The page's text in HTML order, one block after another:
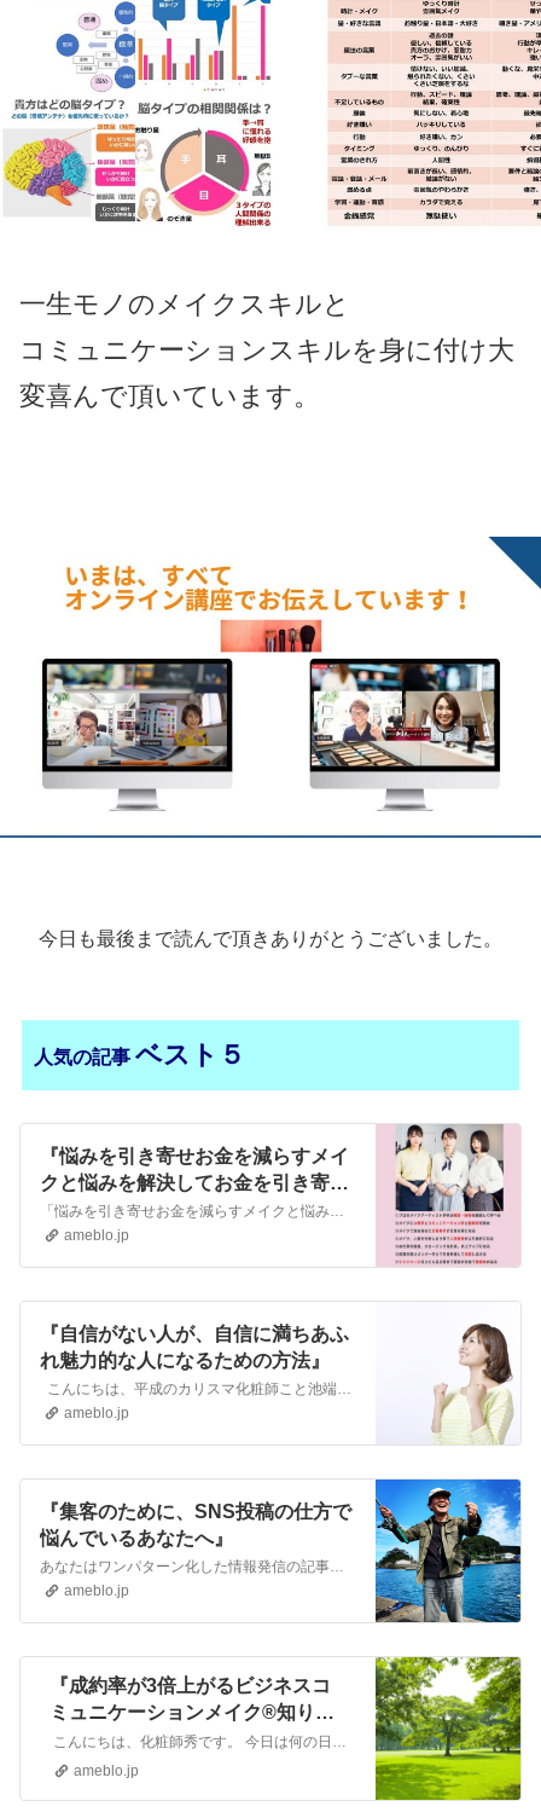
一生モノのメイクスキルと
コミュニケーションスキルを身に付け大
変喜んで頂いています。
今日も最後まで読んで頂きありがとうございました。
人気の記事 ベスト５
『悩みを引き寄せお金を減らすメイ
クと悩みを解決してお金を引き寄せ
るメイク』
「悩みを引き寄せお金を減らすメイクと悩みを解決してお金を引き寄せるメイク」 ビジネスメイクアップの専門家、化粧師秀です。お仕事をされている女性を心理学と脳科学…
ameblo.jp
『自信がない人が、自信に満ちあふ
れ魅力的な人になるための方法』
こんにちは、平成のカリスマ化粧師こと池端秀之です。自分でカリスマと名乗り、背中でアピール！ 謙虚であるべき等と言う”べき”を言いたがる日本人が最も嫌うあえ…
ameblo.jp
『集客のために、SNS投稿の仕方で
悩んでいるあなたへ』
あなたはワンパターン化した情報発信の記事投稿に飽き飽きうんざりししたことはありませんか？ こんにちは、ワンパターン化したものに飽き飽きうんざりする化粧師秀です…
ameblo.jp
『成約率が3倍上がるビジネスコ
ミュニケーションメイク®知りた
くないですか？』
こんにちは、化粧師秀です。 今日は何の日？ わたくしごとですが、 今年に入って働き方改革と題しサロンの定休日や営業時間もなくし、完全予約制に変えたり 主宰…
ameblo.jp